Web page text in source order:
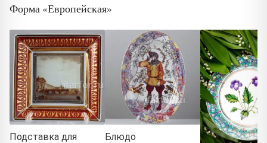
Форма «Европейская»
Подставка для
Блюдо